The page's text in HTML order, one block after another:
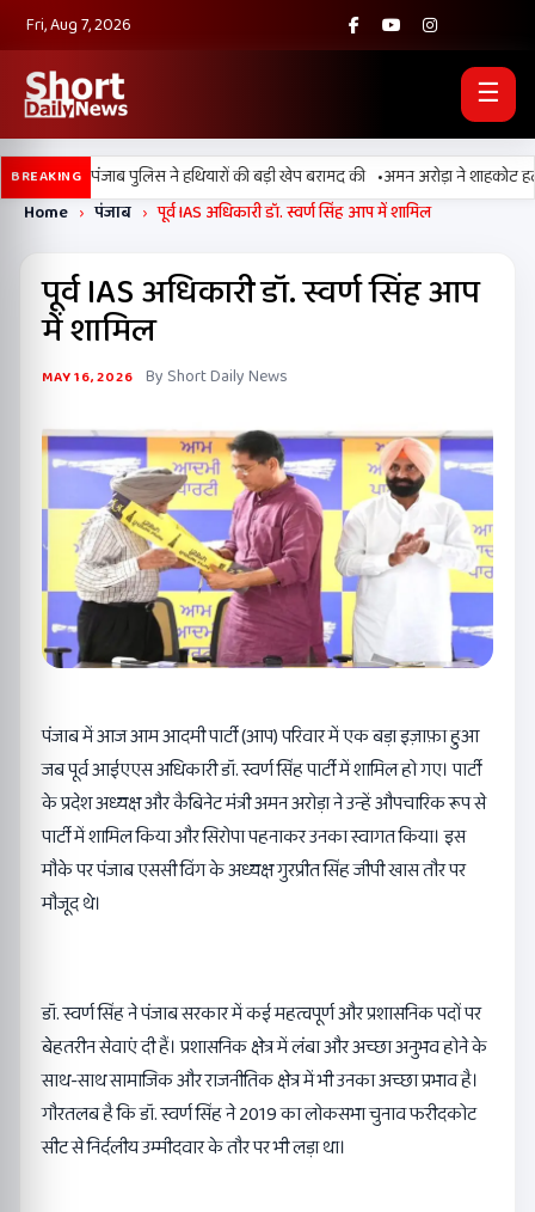
Fri, Aug 7, 2026
☰
BREAKING
BSF और पंजाब पुलिस ने हथियारों की बड़ी खेप बरामद की •अमन अरोड़ा ने शाहकोट हलके
Home › पंजाब › पूर्व IAS अधिकारी डॉ. स्वर्ण सिंह आप में शामिल
पूर्व IAS अधिकारी डॉ. स्वर्ण सिंह आप
में शामिल
MAY 16, 2026 By Short Daily News
पंजाब में आज आम आदमी पार्टी (आप) परिवार में एक बड़ा इज़ाफ़ा हुआ
जब पूर्व आईएएस अधिकारी डॉ. स्वर्ण सिंह पार्टी में शामिल हो गए। पार्टी
के प्रदेश अध्यक्ष और कैबिनेट मंत्री अमन अरोड़ा ने उन्हें औपचारिक रूप से
पार्टी में शामिल किया और सिरोपा पहनाकर उनका स्वागत किया। इस
मौके पर पंजाब एससी विंग के अध्यक्ष गुरप्रीत सिंह जीपी खास तौर पर
मौजूद थे।
डॉ. स्वर्ण सिंह ने पंजाब सरकार में कई महत्वपूर्ण और प्रशासनिक पदों पर
बेहतरीन सेवाएं दी हैं। प्रशासनिक क्षेत्र में लंबा और अच्छा अनुभव होने के
साथ-साथ सामाजिक और राजनीतिक क्षेत्र में भी उनका अच्छा प्रभाव है।
गौरतलब है कि डॉ. स्वर्ण सिंह ने 2019 का लोकसभा चुनाव फरीदकोट
सीट से निर्दलीय उम्मीदवार के तौर पर भी लड़ा था।